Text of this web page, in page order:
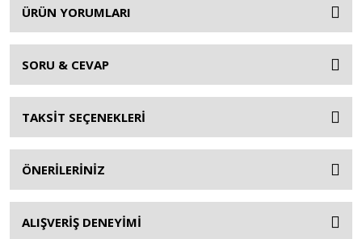
ÜRÜN YORUMLARI
SORU & CEVAP
TAKSİT SEÇENEKLERİ
ÖNERİLERİNİZ
ALIŞVERİŞ DENEYİMİ